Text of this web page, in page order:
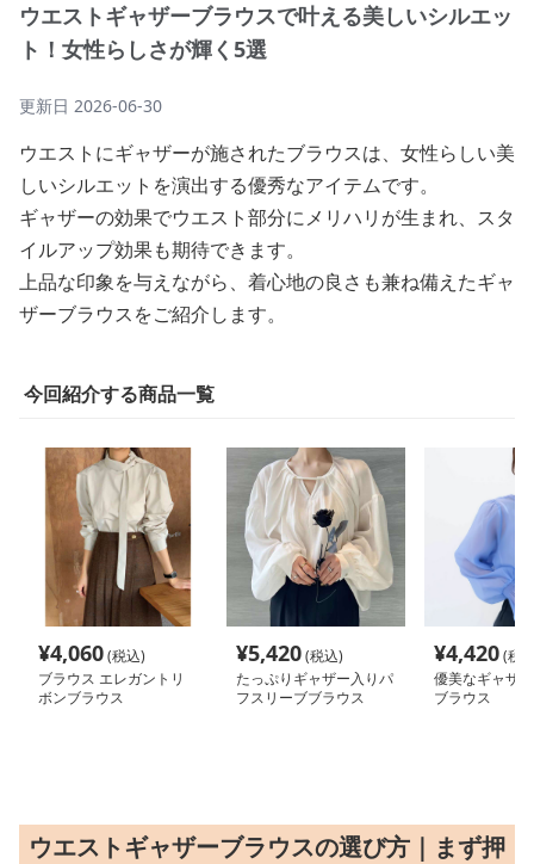
ウエストギャザーブラウスで叶える美しいシルエッ
ト！女性らしさが輝く5選
更新日 2026-06-30
ウエストにギャザーが施されたブラウスは、女性らしい美
しいシルエットを演出する優秀なアイテムです。
ギャザーの効果でウエスト部分にメリハリが生まれ、スタ
イルアップ効果も期待できます。
上品な印象を与えながら、着心地の良さも兼ね備えたギャ
ザーブラウスをご紹介します。
今回紹介する商品一覧
¥4,060(税込)
ブラウス エレガントリ
ボンブラウス
¥5,420(税込)
たっぷりギャザー入りパ
フスリーブブラウス
¥4,420(税
優美なギャザ
ブラウス
ウエストギャザーブラウスの選び方｜まず押